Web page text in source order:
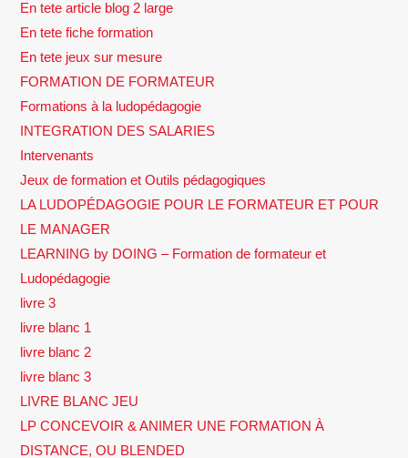
En tete article blog 2 large
En tete fiche formation
En tete jeux sur mesure
FORMATION DE FORMATEUR
Formations à la ludopédagogie
INTEGRATION DES SALARIES
Intervenants
Jeux de formation et Outils pédagogiques
LA LUDOPÉDAGOGIE POUR LE FORMATEUR ET POUR
LE MANAGER
LEARNING by DOING – Formation de formateur et
Ludopédagogie
livre 3
livre blanc 1
livre blanc 2
livre blanc 3
LIVRE BLANC JEU
LP CONCEVOIR & ANIMER UNE FORMATION À
DISTANCE, OU BLENDED